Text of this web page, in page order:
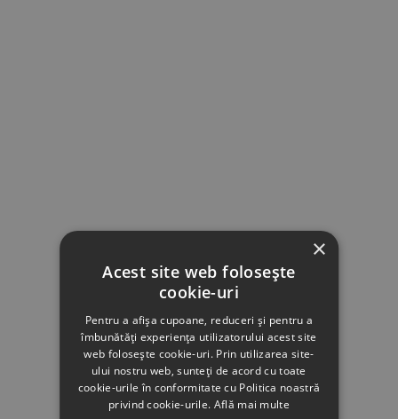
×
Acest site web folosește
cookie-uri
Pentru a afișa cupoane, reduceri și pentru a
îmbunătăți experiența utilizatorului acest site
web folosește cookie-uri. Prin utilizarea site-
ului nostru web, sunteți de acord cu toate
cookie-urile în conformitate cu Politica noastră
privind cookie-urile. Află mai multe